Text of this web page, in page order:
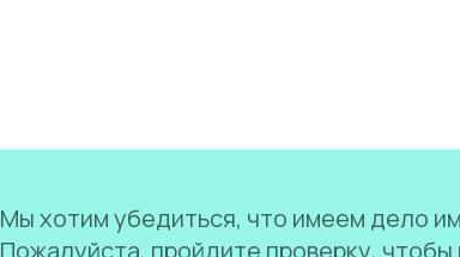
Мы хотим убедиться, что имеем дело
Пожалуйста, пройдите проверку, чтобы